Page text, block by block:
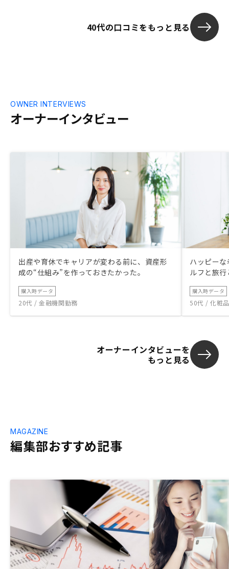
ったです。
化するのは有
れて良い訳で
40代の口コミをもっと見る
オーナーインタビュー
OWNER INTERVIEWS
出産や育休でキャリアが変わる前に、資産形
成の“仕組み”を作っておきたかった。
購入時データ
20代 / 金融機関勤務
ハッピー
ルフと旅
購入時データ
50代 / 化粧
オーナーインタビューを
もっと見る
編集部おすすめ記事
MAGAZINE